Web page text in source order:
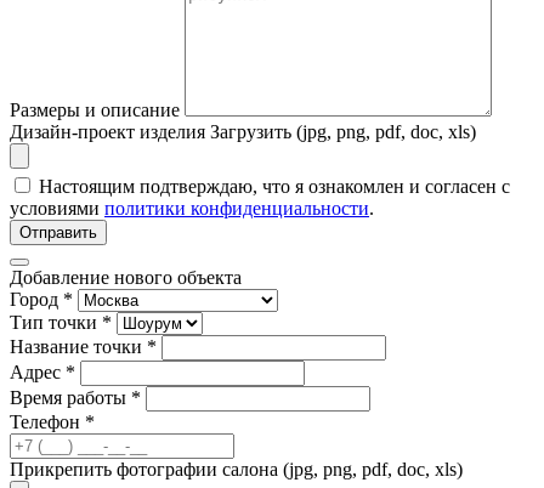
Размеры и описание
Дизайн-проект изделия Загрузить (jpg, png, pdf, doc, xls)
Настоящим подтверждаю, что я ознакомлен и согласен с
условиями политики конфиденциальности.
Отправить
Добавление нового объекта
Город *
Тип точки *
Название точки *
Адрес *
Время работы *
Телефон *
Прикрепить фотографии салона (jpg, png, pdf, doc, xls)